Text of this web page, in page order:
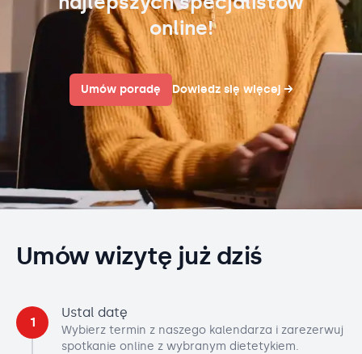
online!
Umów poradę Dowiedz się więcej →
Umów wizytę już dziś
1
Ustal datę
Wybierz termin z naszego kalendarza i zarezerwuj
spotkanie online z wybranym dietetykiem.